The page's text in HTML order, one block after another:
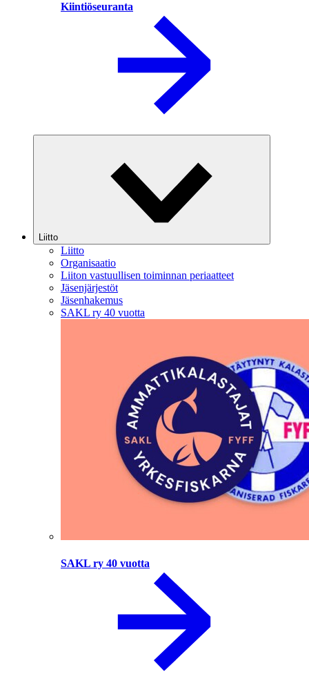
Kiintiöseuranta
Liitto
Liitto
Organisaatio
Liiton vastuullisen toiminnan periaatteet
Jäsenjärjestöt
Jäsenhakemus
SAKL ry 40 vuotta
SAKL ry 40 vuotta